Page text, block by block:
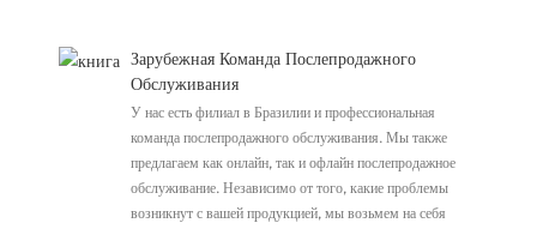
Зарубежная Команда Послепродажного
Обслуживания
У нас есть филиал в Бразилии и профессиональная
команда послепродажного обслуживания. Мы также
предлагаем как онлайн, так и офлайн послепродажное
обслуживание. Независимо от того, какие проблемы
возникнут с вашей продукцией, мы возьмем на себя